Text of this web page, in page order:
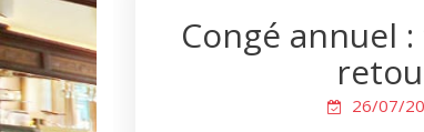
Congé annuel
26/07/